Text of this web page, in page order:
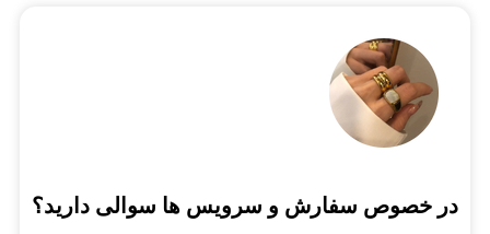
در خصوص سفارش و سرویس ها سوالی دارید؟